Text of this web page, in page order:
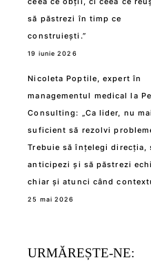
să păstrezi în timp ce
construiești.”
19 iunie 2026
Nicoleta Poptile, expert în
managementul medical la
Consulting: „Ca lider, nu
suficient să rezolvi
Trebuie să înțelegi direcția,
anticipezi și să păstrezi
chiar și atunci când
25 mai 2026
URMĂREȘTE-NE: